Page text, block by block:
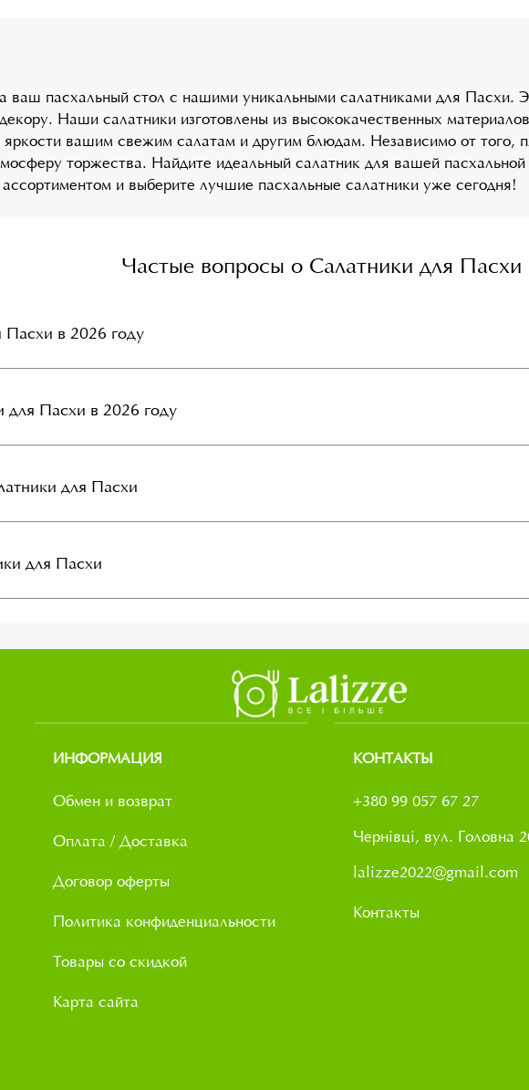
ваш пасхальный стол с нашими уникальными салатниками для Пасхи.
Наши салатники изготовлены из высококачественных
вашим свежим салатам и другим блюдам. Независимо от того,
торжества. Найдите идеальный салатник для вашей пасхальной
и выберите лучшие пасхальные салатники уже сегодня!
Частые вопросы о Салатники для Пасхи
Пасхи в 2026 году
для Пасхи в 2026 году
для Пасхи
для Пасхи
ИНФОРМАЦИЯ
Обмен и возврат
Оплата / Доставка
Договор оферты
Политика конфиденциальности
Товары со скидкой
Карта сайта
КОНТАКТЫ
+380 99 057 67 27
Чернівці, вул. Головна
lalizze2022@gmail.com
Контакты